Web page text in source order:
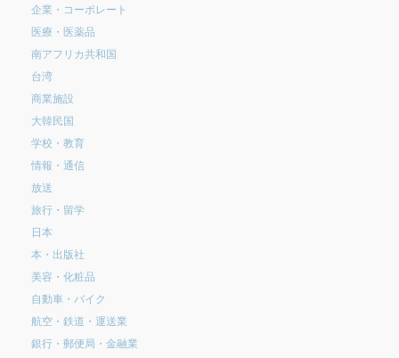
企業・コーポレート
医療・医薬品
南アフリカ共和国
台湾
商業施設
大韓民国
学校・教育
情報・通信
放送
旅行・留学
日本
本・出版社
美容・化粧品
自動車・バイク
航空・鉄道・運送業
銀行・郵便局・金融業